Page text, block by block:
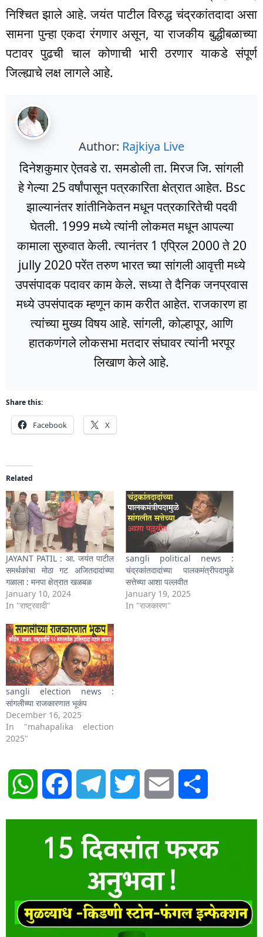
निश्चित झाले आहे. जयंत पाटील विरुद्ध चंद्रकांतदादा असा
सामना पुन्हा एकदा रंगणार असून, या राजकीय बुद्धीबळाच्या
पटावर पुढची चाल कोणाची भारी ठरणार याकडे संपूर्ण
जिल्ह्याचे लक्ष लागले आहे.
Author: Rajkiya Live
दिनेशकुमार ऐतवडे रा. समडोली ता. मिरज जि. सांगली
हे गेल्या 25 वर्षांपासून पत्रकारिता क्षेत्रात आहेत. Bsc
झाल्यानंतर शांतीनिकेतन मधून पत्रकारितेची पदवी
घेतली. 1999 मध्ये त्यांनी लोकमत मधून आपल्या
कामाला सुरुवात केली. त्यानंतर 1 एप्रिल 2000 ते 20
jully 2020 परेंत तरुण भारत च्या सांगली आवृत्ती मध्ये
उपसंपादक पदावर काम केले. सध्या ते दैनिक जनप्रवास
मध्ये उपसंपादक म्हणून काम करीत आहेत. राजकारण हा
त्यांच्या मुख्य विषय आहे. सांगली, कोल्हापूर, आणि
हातकणंगले लोकसभा मतदार संघावर त्यांनी भरपूर
लिखाण केले आहे.
Share this:
Facebook X
Related
JAYANT PATIL : आ. जयंत पाटील
समर्थकांचा मोठा गट अजितदादांच्या
गळाला : मनपा क्षेत्रात खळबळ
January 10, 2024
In "राष्ट्रवादी"
sangli political news :
चंद्रकांतदादांच्या पालकमंत्रीपदामुळे
सत्तेच्या आशा पल्लवीत
January 19, 2025
In "राजकारण"
sangli election news :
सांगलीच्या राजकारणात भूकंप
December 16, 2025
In "mahapalika election
2025"
WhatsAppFacebook Telegram Twitter Email